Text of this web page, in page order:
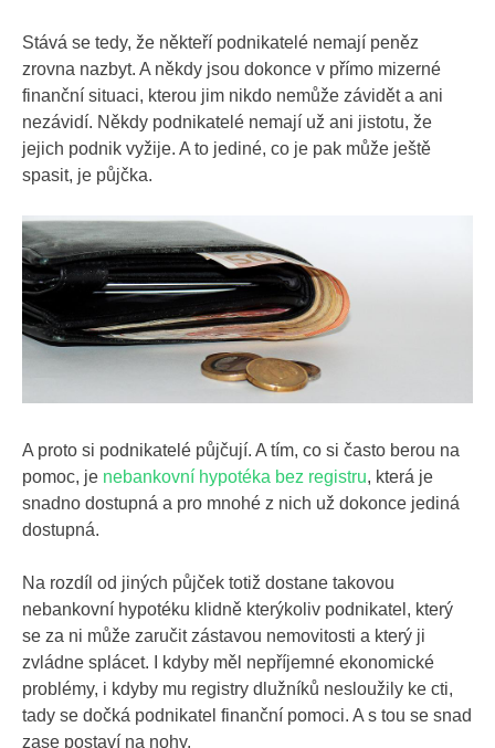
Stává se tedy, že někteří podnikatelé nemají peněz
zrovna nazbyt. A někdy jsou dokonce v přímo mizerné
finanční situaci, kterou jim nikdo nemůže závidět a ani
nezávidí. Někdy podnikatelé nemají už ani jistotu, že
jejich podnik vyžije. A to jediné, co je pak může ještě
spasit, je půjčka.
A proto si podnikatelé půjčují. A tím, co si často berou na
pomoc, je nebankovní hypotéka bez registru, která je
snadno dostupná a pro mnohé z nich už dokonce jediná
dostupná.
Na rozdíl od jiných půjček totiž dostane takovou
nebankovní hypotéku klidně kterýkoliv podnikatel, který
se za ni může zaručit zástavou nemovitosti a který ji
zvládne splácet. I kdyby měl nepříjemné ekonomické
problémy, i kdyby mu registry dlužníků nesloužily ke cti,
tady se dočká podnikatel finanční pomoci. A s tou se snad
zase postaví na nohy.